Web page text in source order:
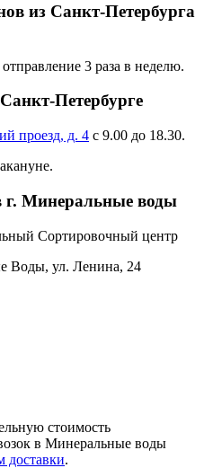
из Санкт-Петербурга
3 раза в неделю.
Петербурге
проезд, д. 4 с 9.00 до 18.30.
г. Минеральные воды
Сортировочный центр
Воды, ул. Ленина, 24
стоимость
в Минеральные воды
доставки.